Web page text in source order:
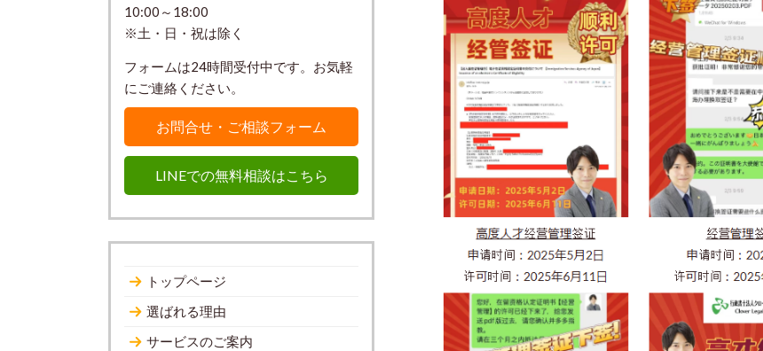
10:00～18:00
※土・日・祝は除く
フォームは24時間受付中です。お気軽
にご連絡ください。
お問合せ・ご相談フォーム
LINEでの無料相談はこちら
トップページ
選ばれる理由
サービスのご案内